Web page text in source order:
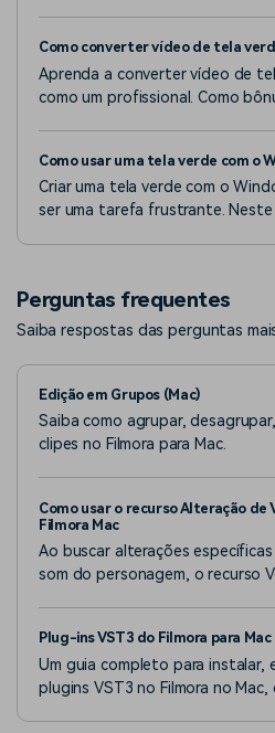
Como converter vídeo de tela
Aprenda a converter vídeo de
como um profissional. Como
Como usar uma tela verde com o
Criar uma tela verde com o
ser uma tarefa frustrante. Neste
Perguntas frequentes
Saiba respostas das perguntas
Edição em Grupos (Mac)
Saiba como agrupar,
clipes no Filmora para Mac.
Como usar o recurso Alteração de
Filmora Mac
Ao buscar alterações
som do personagem, o recurso
Plug-ins VST3 do Filmora para Mac
Um guia completo para instalar,
plugins VST3 no Filmora no Mac,